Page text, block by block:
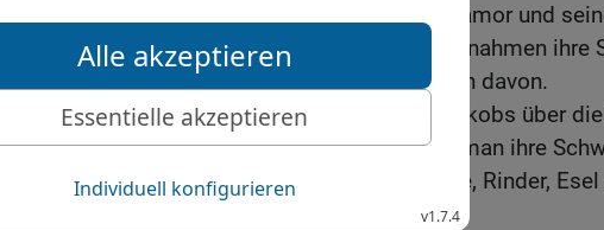
und erschlugen auch Hamor und
Schärfe des Schwerts und nahmen ihre
Hause Sichems und gingen davon.
27 Da kamen die Söhne Jakobs über
plünderten die Stadt, weil man ihre
28
und nahmen ihre Schafe, Rinder,
und auf dem Felde war